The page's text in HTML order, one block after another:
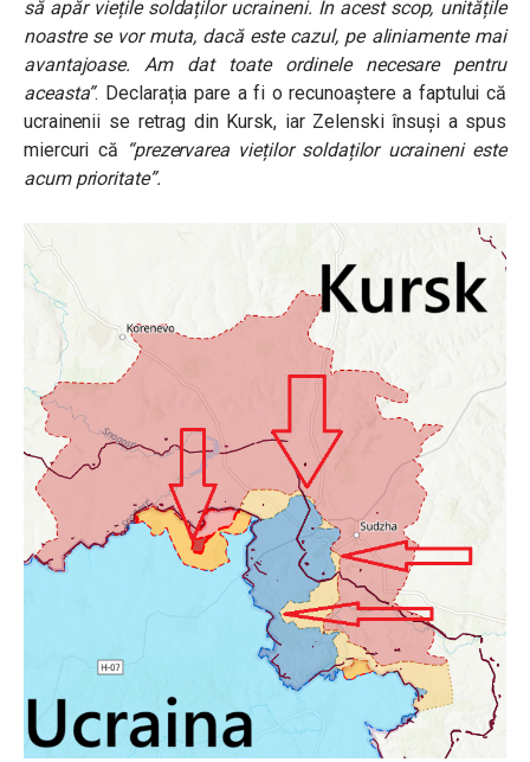
să apăr viețile soldaților ucraineni. În acest scop, unitățile
noastre se vor muta, dacă este cazul, pe aliniamente mai
avantajoase. Am dat toate ordinele necesare pentru
aceasta”. Declarația pare a fi o recunoaștere a faptului că
ucrainenii se retrag din Kursk, iar Zelenski însuși a spus
miercuri că “prezervarea vieților soldaților ucraineni este
acum prioritate”.